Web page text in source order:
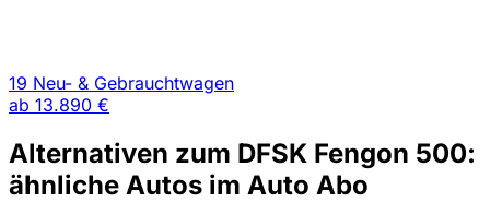
19 Neu- & Gebrauchtwagen
ab 13.890 €
Alternativen zum DFSK Fengon 500:
ähnliche Autos im Auto Abo